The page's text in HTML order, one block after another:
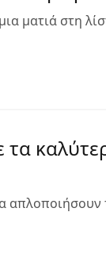
ματιά στη